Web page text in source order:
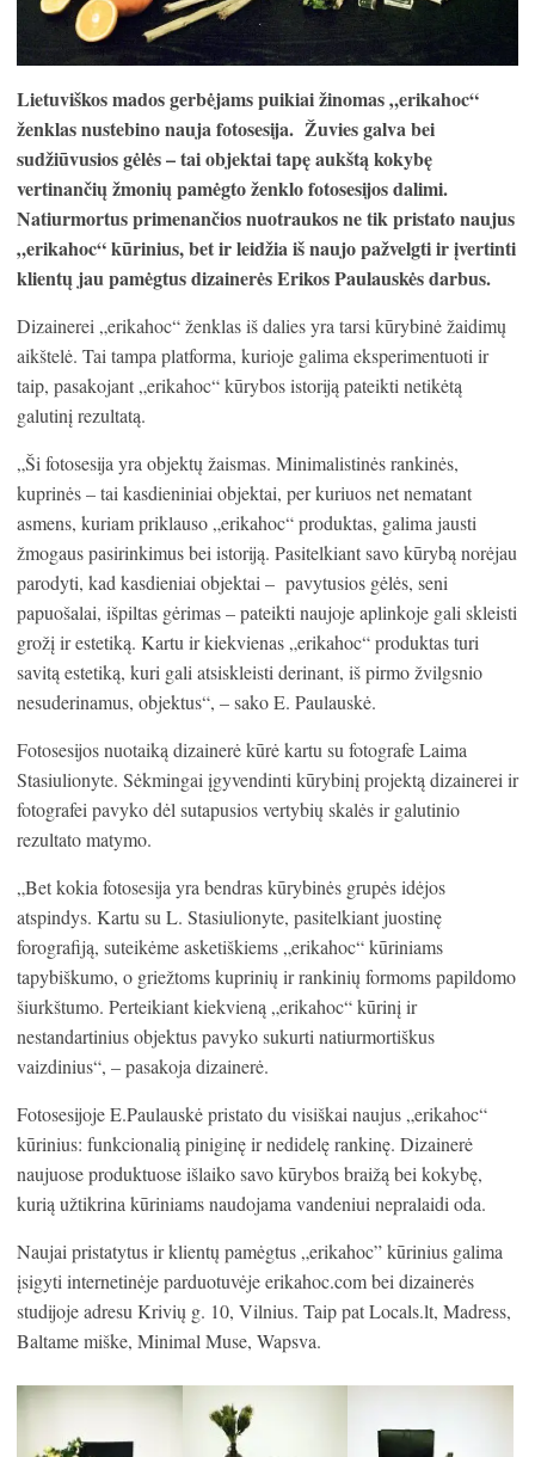
Lietuviškos mados gerbėjams puikiai žinomas „erikahoc“
ženklas nustebino nauja fotosesija. Žuvies galva bei
sudžiūvusios gėlės – tai objektai tapę aukštą kokybę
vertinančių žmonių pamėgto ženklo fotosesijos dalimi.
Natiurmortus primenančios nuotraukos ne tik pristato naujus
„erikahoc“ kūrinius, bet ir leidžia iš naujo pažvelgti ir įvertinti
klientų jau pamėgtus dizainerės Erikos Paulauskės darbus.
Dizainerei „erikahoc“ ženklas iš dalies yra tarsi kūrybinė žaidimų
aikštelė. Tai tampa platforma, kurioje galima eksperimentuoti ir
taip, pasakojant „erikahoc“ kūrybos istoriją pateikti netikėtą
galutinį rezultatą.
„Ši fotosesija yra objektų žaismas. Minimalistinės rankinės,
kuprinės – tai kasdieniniai objektai, per kuriuos net nematant
asmens, kuriam priklauso „erikahoc“ produktas, galima jausti
žmogaus pasirinkimus bei istoriją. Pasitelkiant savo kūrybą norėjau
parodyti, kad kasdieniai objektai – pavytusios gėlės, seni
papuošalai, išpiltas gėrimas – pateikti naujoje aplinkoje gali skleisti
grožį ir estetiką. Kartu ir kiekvienas „erikahoc“ produktas turi
savitą estetiką, kuri gali atsiskleisti derinant, iš pirmo žvilgsnio
nesuderinamus, objektus“, – sako E. Paulauskė.
Fotosesijos nuotaiką dizainerė kūrė kartu su fotografe Laima
Stasiulionyte. Sėkmingai įgyvendinti kūrybinį projektą dizainerei ir
fotografei pavyko dėl sutapusios vertybių skalės ir galutinio
rezultato matymo.
„Bet kokia fotosesija yra bendras kūrybinės grupės idėjos
atspindys. Kartu su L. Stasiulionyte, pasitelkiant juostinę
forografiją, suteikėme asketiškiems „erikahoc“ kūriniams
tapybiškumo, o griežtoms kuprinių ir rankinių formoms papildomo
šiurkštumo. Perteikiant kiekvieną „erikahoc“ kūrinį ir
nestandartinius objektus pavyko sukurti natiurmortiškus
vaizdinius“, – pasakoja dizainerė.
Fotosesijoje E.Paulauskė pristato du visiškai naujus „erikahoc“
kūrinius: funkcionalią piniginę ir nedidelę rankinę. Dizainerė
naujuose produktuose išlaiko savo kūrybos braižą bei kokybę,
kurią užtikrina kūriniams naudojama vandeniui nepralaidi oda.
Naujai pristatytus ir klientų pamėgtus „erikahoc” kūrinius galima
įsigyti internetinėje parduotuvėje erikahoc.com bei dizainerės
studijoje adresu Krivių g. 10, Vilnius. Taip pat Locals.lt, Madress,
Baltame miške, Minimal Muse, Wapsva.